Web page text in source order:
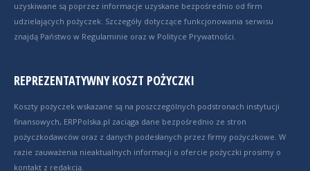
uzyskiwane są poprzez informacje uzyskane bezpośrednio od firm
udzielających pożyczek. Szczegóły dotyczące funkcjonowania serwisu
znajdą Państwo w Regulaminie oraz w Polityce Prywatności.
REPREZENTATYWNY KOSZT POŻYCZKI
Koszty pożyczek wskazane są na poszczególnych podstronach instytucji
finansowych, ERPPolska.pl zaciąga dane bezpośrednio ze stron
pożyczkodawców oraz z danych podesłanych przez firmy pożyczkowe. W
razie zauważenia nieaktualnych informacji o ofercie pożyczki prosimy o
kontakt z redakcją.